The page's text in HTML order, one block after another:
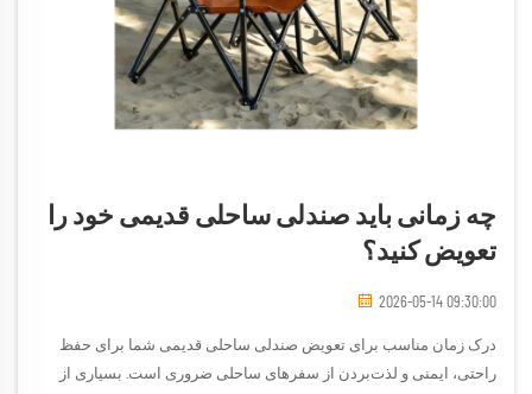
چه زمانی باید صندلی ساحلی قدیمی خود را
تعویض کنید؟
2026-05-14 09:30:00
درک زمان مناسب برای تعویض صندلی ساحلی قدیمی شما برای حفظ
راحتی، ایمنی و لذت‌بردن از سفرهای ساحلی ضروری است. بسیاری از